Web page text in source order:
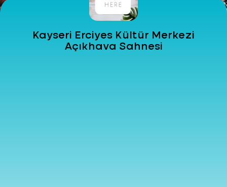
Kayseri Erciyes Kültür Merkezi
Açıkhava Sahnesi